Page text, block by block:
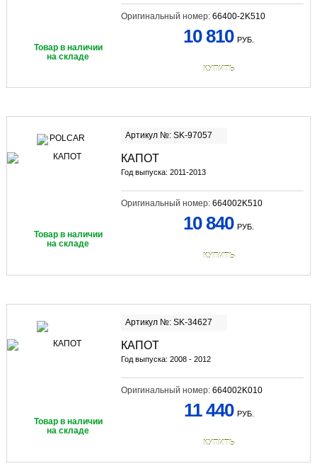
Оригинальный номер: 66400-2K510
Товар в наличии
на складе
10 810 РУБ.
КУПИТЬ
Артикул №: SK-97057
КАПОТ
Год выпуска: 2011-2013
Оригинальный номер: 664002K510
Товар в наличии
на складе
10 840 РУБ.
КУПИТЬ
Артикул №: SK-34627
КАПОТ
Год выпуска: 2008 - 2012
Оригинальный номер: 664002K010
Товар в наличии
на складе
11 440 РУБ.
КУПИТЬ